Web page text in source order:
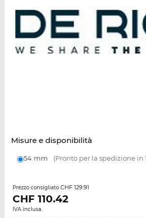
Misure e disponibilità
54 mm (Pronto per la spedizione in
Prezzo consigliato CHF 129.91
CHF 110.42
IVA inclusa.